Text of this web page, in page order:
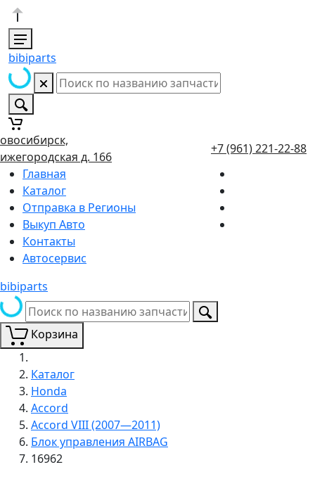
bibiparts
д. 166
+7 (961) 221-22-88
Главная
Каталог
Отправка в Регионы
Выкуп Авто
Контакты
Автосервис
bibiparts
Корзина
Каталог
Honda
Accord
Accord VIII (2007—2011)
Блок управления AIRBAG
16962